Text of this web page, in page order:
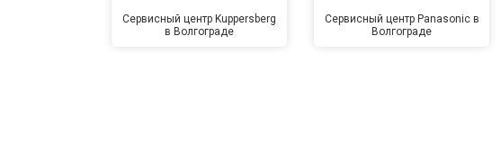
Сервисный центр Kuppersberg
в Волгограде
Сервисный центр Panasonic в
Волгограде